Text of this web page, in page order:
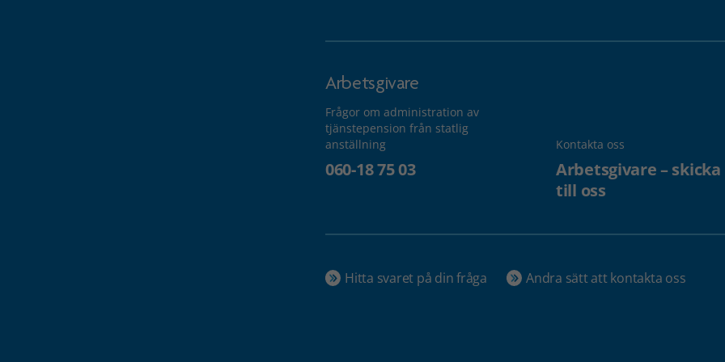
Arbetsgivare
Frågor om administration av
tjänstepension från statlig
anställning
060-18 75 03
Kontakta oss
Arbetsgivare –
till oss
Hitta svaret på din fråga Andra sätt att kontakta oss